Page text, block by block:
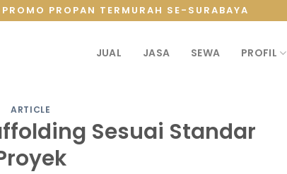
PROMO PROPAN TERMURAH SE-SURABAYA
JUAL JASA SEWA PROFIL
ARTICLE
Sesuai Standar